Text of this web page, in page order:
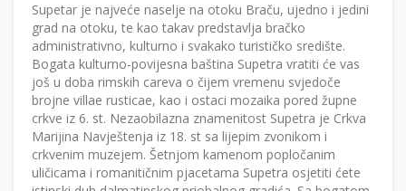
Supetar je najveće naselje na otoku Braču, ujedno i jedini
grad na otoku, te kao takav predstavlja bračko
administrativno, kulturno i svakako turističko središte.
Bogata kulturno-povijesna baština Supetra vratiti će vas
još u doba rimskih careva o čijem vremenu svjedoče
brojne villae rusticae, kao i ostaci mozaika pored župne
crkve iz 6. st. Nezaobilazna znamenitost Supetra je Crkva
Marijina Navještenja iz 18. st sa lijepim zvonikom i
crkvenim muzejem. Šetnjom kamenom popločanim
uličicama i romanitičnim pjacetama Supetra osjetiti ćete